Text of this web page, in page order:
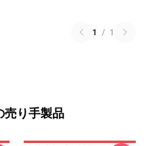
1 / 1
売り手製品